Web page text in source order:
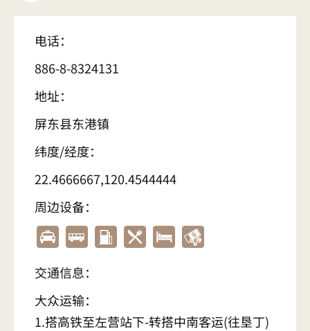
电话：
886-8-8324131
地址：
屏东县东港镇
纬度/经度：
22.4666667,120.4544444
周边设备：
交通信息：
大众运输：
1.搭高铁至左营站下-转搭中南客运(往垦丁)